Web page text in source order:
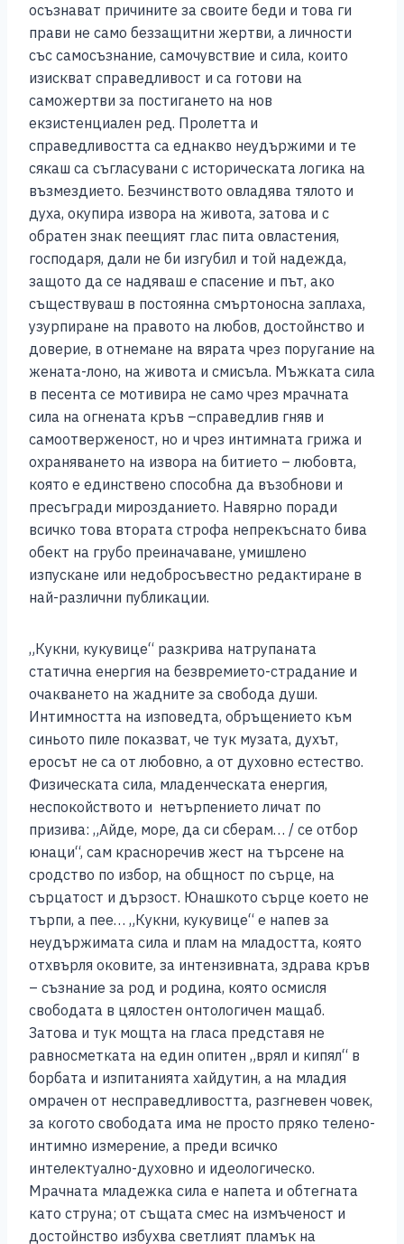
осъзнават причините за своите беди и това ги
прави не само беззащитни жертви, а личности
със самосъзнание, самочувствие и сила, които
изискват справедливост и са готови на
саможертви за постигането на нов
екзистенциален ред. Пролетта и
справедливостта са еднакво неудържими и те
сякаш са съгласувани с историческата логика на
възмездието. Безчинството овладява тялото и
духа, окупира извора на живота, затова и с
обратен знак пеещият глас пита овластения,
господаря, дали не би изгубил и той надежда,
защото да се надяваш е спасение и път, ако
съществуваш в постоянна смъртоносна заплаха,
узурпиране на правото на любов, достойнство и
доверие, в отнемане на вярата чрез поругание на
жената-лоно, на живота и смисъла. Мъжката сила
в песента се мотивира не само чрез мрачната
сила на огнената кръв –справедлив гняв и
самоотверженост, но и чрез интимната грижа и
охраняването на извора на битието – любовта,
която е единствено способна да възобнови и
пресъгради мирозданието. Навярно поради
всичко това втората строфа непрекъснато бива
обект на грубо преиначаване, умишлено
изпускане или недобросъвестно редактиране в
най-различни публикации.
„Кукни, кукувице“ разкрива натрупаната
статична енергия на безвремието-страдание и
очакването на жадните за свобода души.
Интимността на изповедта, обръщението към
синьото пиле показват, че тук музата, духът,
еросът не са от любовно, а от духовно естество.
Физическата сила, младенческата енергия,
неспокойството и нетърпението личат по
призива: „Айде, море, да си сберам… / се отбор
юнаци“, сам красноречив жест на търсене на
сродство по избор, на общност по сърце, на
сърцатост и дързост. Юнашкото сърце което не
търпи, а пее… „Кукни, кукувице“ е напев за
неудържимата сила и плам на младостта, която
отхвърля оковите, за интензивната, здрава кръв
– съзнание за род и родина, която осмисля
свободата в цялостен онтологичен мащаб.
Затова и тук мощта на гласа представя не
равносметката на един опитен „врял и кипял“ в
борбата и изпитанията хайдутин, а на младия
омрачен от несправедливостта, разгневен човек,
за когото свободата има не просто пряко телено-
интимно измерение, а преди всичко
интелектуално-духовно и идеологическо.
Мрачната младежка сила е напета и обтегната
като струна; от същата смес на измъченост и
достойнство избухва светлият пламък на